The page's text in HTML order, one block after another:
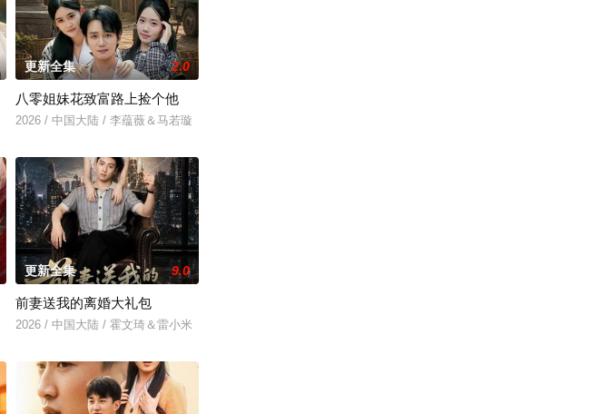
更新全集 2.0
八零姐妹花致富路上捡个他
2026 / 中国大陆 / 李蕴薇＆马若璇
更新全集 9.0
前妻送我的离婚大礼包
2026 / 中国大陆 / 霍文琦＆雷小米